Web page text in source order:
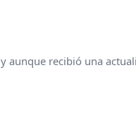
aunque recibió una